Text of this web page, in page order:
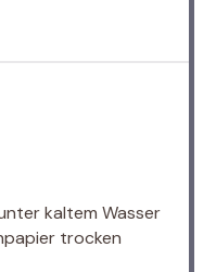
kaltem Wasser
trocken